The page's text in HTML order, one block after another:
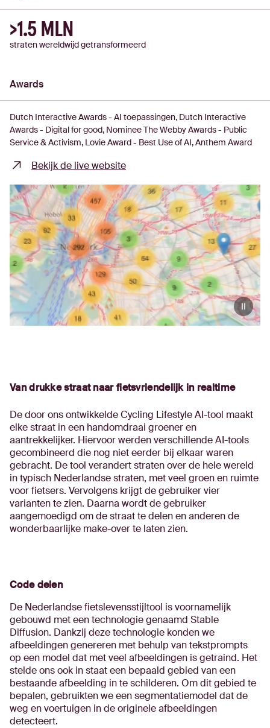
>1.5 MLN
straten wereldwijd getransformeerd
Awards
Dutch Interactive Awards - AI toepassingen Dutch Interactive
Awards - Digital for good Nominee The Webby Awards - Public
Service & Activism Lovie Award - Best Use of AI Anthem Award
Bekijk de live website
Van drukke straat naar fietsvriendelijk in realtime
De door ons ontwikkelde Cycling Lifestyle AI-tool maakt
elke straat in een handomdraai groener en
aantrekkelijker. Hiervoor werden verschillende AI-tools
gecombineerd die nog niet eerder bij elkaar waren
gebracht. De tool verandert straten over de hele wereld
in typisch Nederlandse straten, met veel groen en ruimte
voor fietsers. Vervolgens krijgt de gebruiker vier
varianten te zien. Daarna wordt de gebruiker
aangemoedigd om de straat te delen en anderen de
wonderbaarlijke make-over te laten zien.
Code delen
De Nederlandse fietslevensstijltool is voornamelijk
gebouwd met een technologie genaamd Stable
Diffusion. Dankzij deze technologie konden we
afbeeldingen genereren met behulp van tekstprompts
op een model dat met veel afbeeldingen is getraind. Het
stelde ons ook in staat een bepaald gebied van een
bestaande afbeelding in te schilderen. Om dit gebied te
bepalen, gebruikten we een segmentatiemodel dat de
weg en voertuigen in de originele afbeeldingen
detecteert.